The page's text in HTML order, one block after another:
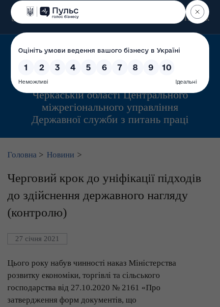
Пошук
Управління інспекційної діяльності у
Черкаській області Центрального
міжрегіонального управління
Державної служби з питань праці
Головна > Новини >
Черговий крок до уніфікації підходів
до здійснення державного нагляду
(контролю)
27 січня 2021
Цього року набув чинності наказ Міністерства
розвитку економіки, торгівлі та сільського
господарства від 27.10.2020 № 2161 «Про
затвердження форм документів, що